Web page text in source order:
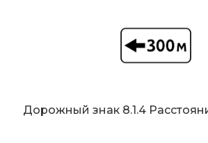
Дорожный знак 8.1.4